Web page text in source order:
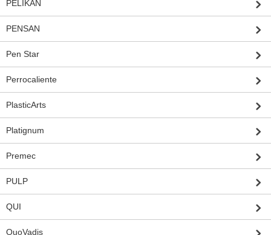
PELIKAN
PENSAN
Pen Star
Perrocaliente
PlasticArts
Platignum
Premec
PULP
QUI
QuoVadis